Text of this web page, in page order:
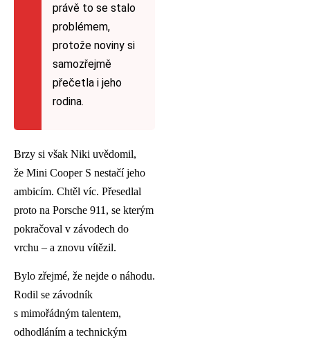
právě to se stalo
problémem,
protože noviny si
samozřejmě
přečetla i jeho
rodina.
Brzy si však Niki uvědomil,
že Mini Cooper S nestačí jeho
ambicím. Chtěl víc. Přesedlal
proto na Porsche 911, se kterým
pokračoval v závodech do
vrchu – a znovu vítězil.
Bylo zřejmé, že nejde o náhodu.
Rodil se závodník
s mimořádným talentem,
odhodláním a technickým